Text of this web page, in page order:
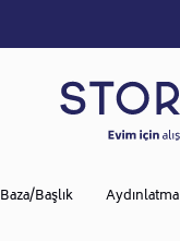
Baza/Başlık Aydınlatma